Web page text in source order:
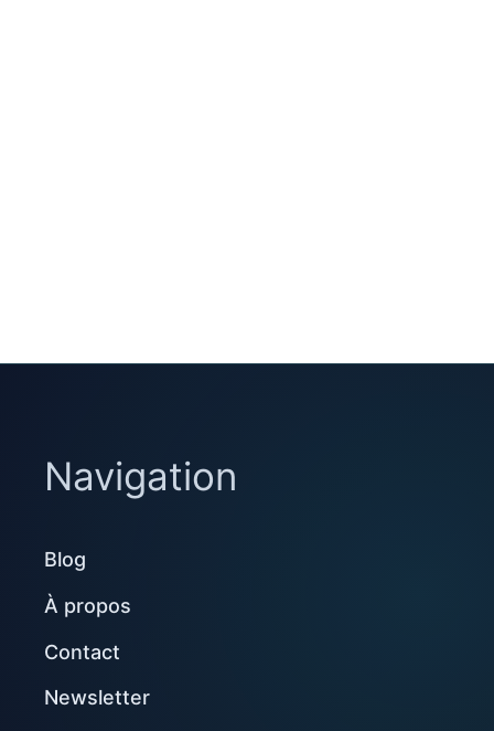
Navigation
Blog
À propos
Contact
Newsletter